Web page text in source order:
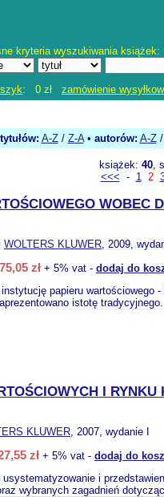
kryteria wyszukiwania książek:
: 0 zł zamówienie
tytułów: A-Z/ Z-A• autorów: A-Z/
książek: 40,
<<< - 1 2
WOBEC
WOLTERS KLUWER, 2009,
zł + 5% vat - dodaj do
papieru
istotę
I RYNKU
KLUWER, 2007, wydanie I
zł + 5% vat - dodaj do
i
wybranych zagadnień